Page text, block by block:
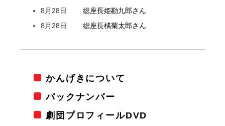
8月28日
総座長姫勘九郎さん
8月28日
総座長橘菊太郎さん
かんげきについて
バックナンバー
劇団プロフィールDVD